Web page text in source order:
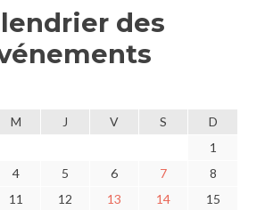
des
M J V S
D
1
4 5 6 7
8
11 12 13 14
15